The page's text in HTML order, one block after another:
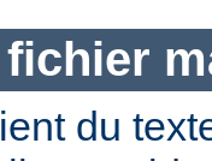
du